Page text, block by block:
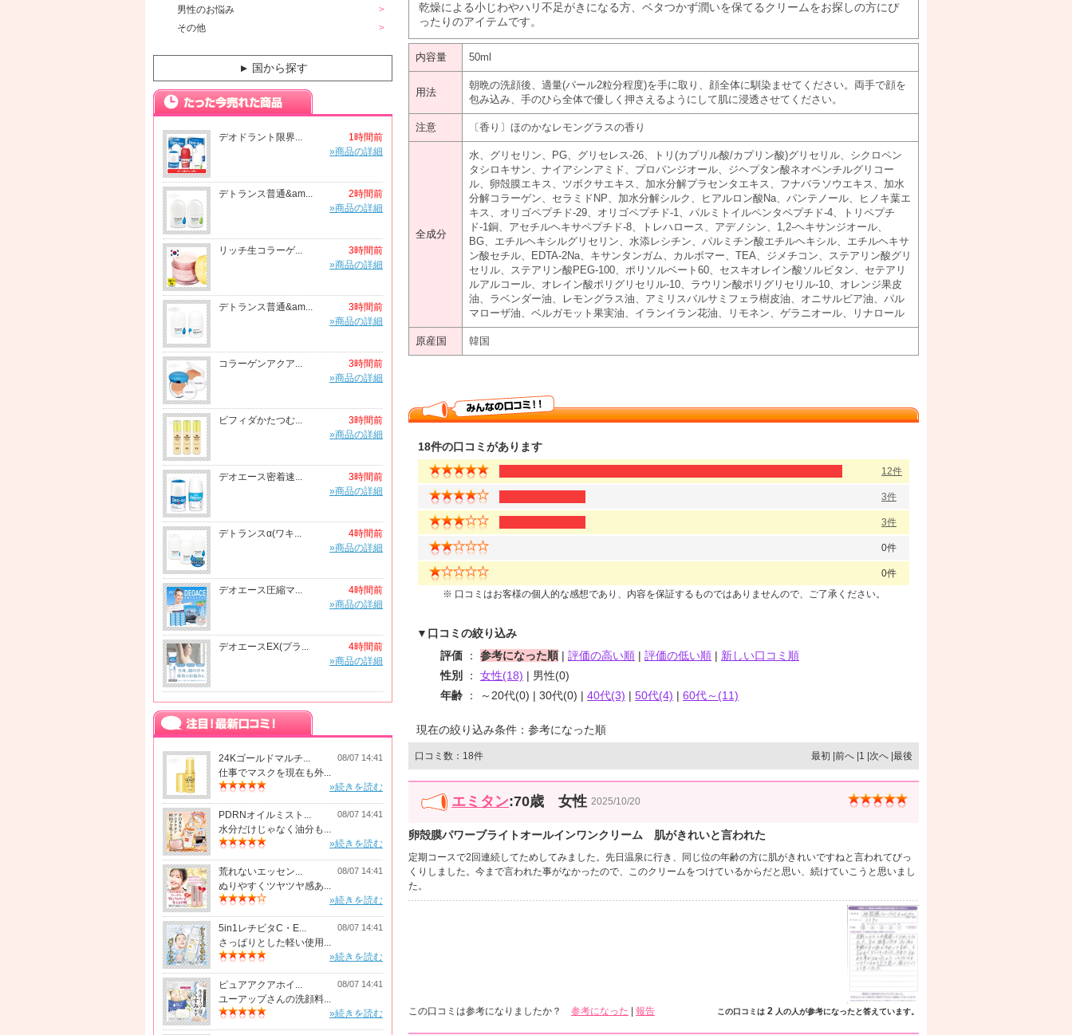
男性のお悩み
その他
▼ 国から探す
デオドラント限界...
1時間前
»商品の詳細
デトランス普通&am...
2時間前
»商品の詳細
リッチ生コラーゲ...
3時間前
»商品の詳細
デトランス普通&am...
3時間前
»商品の詳細
コラーゲンアクア...
3時間前
»商品の詳細
ビフィダかたつむ...
3時間前
»商品の詳細
デオエース密着速...
3時間前
»商品の詳細
デトランスα(ワキ...
4時間前
»商品の詳細
デオエース圧縮マ...
4時間前
»商品の詳細
デオエースEX(プラ...
4時間前
»商品の詳細
24Kゴールドマルチ... 08/07 14:41
仕事でマスクを現在も外...
»続きを読む
PDRNオイルミスト... 08/07 14:41
水分だけじゃなく油分も...
»続きを読む
荒れないエッセン... 08/07 14:41
ぬりやすくツヤツヤ感あ...
»続きを読む
5in1レチビタC・E... 08/07 14:41
さっぱりとした軽い使用...
»続きを読む
ピュアアクアホイ... 08/07 14:41
ユーアップさんの洗顔料...
»続きを読む
乾燥による小じわやハリ不足がきになる方、ベタつかず潤いを保てるクリームをお探しの方にぴ
ったりのアイテムです。
内容量 50ml
用法
朝晩の洗顔後、適量(パール2粒分程度)を手に取り、顔全体に馴染ませてください。両手で顔を
包み込み、手のひら全体で優しく押さえるようにして肌に浸透させてください。
注意 〔香り〕ほのかなレモングラスの香り
全成分
水、グリセリン、PG、グリセレス-26、トリ(カプリル酸/カプリン酸)グリセリル、シクロペン
タシロキサン、ナイアシンアミド、プロパンジオール、ジヘプタン酸ネオペンチルグリコー
ル、卵殻膜エキス、ツボクサエキス、加水分解プラセンタエキス、フナバラソウエキス、加水
分解コラーゲン、セラミドNP、加水分解シルク、ヒアルロン酸Na、パンテノール、ヒノキ葉エ
キス、オリゴペプチド-29、オリゴペプチド-1、パルミトイルペンタペプチド-4、トリペプチ
ド-1銅、アセチルヘキサペプチド-8、トレハロース、アデノシン、1,2-ヘキサンジオール、
BG、エチルヘキシルグリセリン、水添レシチン、パルミチン酸エチルヘキシル、エチルヘキサ
ン酸セチル、EDTA-2Na、キサンタンガム、カルボマー、TEA、ジメチコン、ステアリン酸グリ
セリル、ステアリン酸PEG-100、ポリソルベート60、セスキオレイン酸ソルビタン、セテアリ
ルアルコール、オレイン酸ポリグリセリル-10、ラウリン酸ポリグリセリル-10、オレンジ果皮
油、ラベンダー油、レモングラス油、アミリスバルサミフェラ樹皮油、オニサルビア油、パル
マローザ油、ベルガモット果実油、イランイラン花油、リモネン、ゲラニオール、リナロール
原産国 韓国
18件の口コミがあります
12件
3件
3件
0件
0件
※ 口コミはお客様の個人的な感想であり、内容を保証するものではありませんので、ご了承ください。
▼口コミの絞り込み
評価 ： 参考になった順 | 評価の高い順 | 評価の低い順 | 新しい口コミ順
性別
： 女性(18) | 男性(0)
年齢 ： ～20代(0) | 30代(0) | 40代(3) | 50代(4) | 60代～(11)
現在の絞り込み条件：参考になった順
口コミ数：18件 最初 |前へ |1 |次へ |最後
エミタン:70歳 女性 2025/10/20
卵殻膜パワーブライトオールインワンクリーム 肌がきれいと言われた
定期コースで2回連続してためしてみました。先日温泉に行き、同じ位の年齢の方に肌がきれいですねと言われてびっ
くりしました。今まで言われた事がなかったので、このクリームをつけているからだと思い、続けていこうと思いまし
た。
この口コミは 2 人の人が参考になったと答えています。
この口コミは参考になりましたか？ 参考になった | 報告